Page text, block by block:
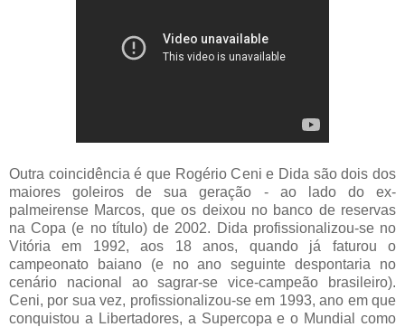
Outra coincidência é que Rogério Ceni e Dida são dois dos
maiores goleiros de sua geração - ao lado do ex-
palmeirense Marcos, que os deixou no banco de reservas
na Copa (e no título) de 2002. Dida profissionalizou-se no
Vitória em 1992, aos 18 anos, quando já faturou o
campeonato baiano (e no ano seguinte despontaria no
cenário nacional ao sagrar-se vice-campeão brasileiro).
Ceni, por sua vez, profissionalizou-se em 1993, ano em que
conquistou a Libertadores, a Supercopa e o Mundial como